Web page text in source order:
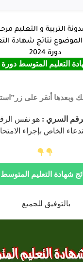
التربية و التعليم
نتائج شهادة
دورة 2024
التعليم المتوسط دورة
وبعدها أنقر على زر
السري : هو نفس
الخاص بإجراء
شهادة التعليم المتوسط 2024
بالتوفيق للجميع